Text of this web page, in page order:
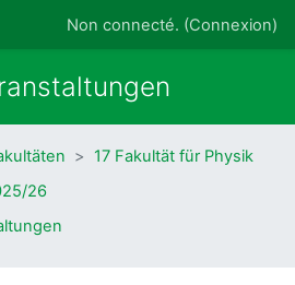
Non connecté. (Connexion)
17 Fakultät für Physik
26